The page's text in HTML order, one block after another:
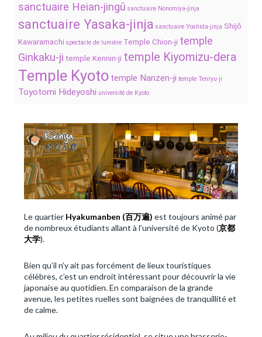
sanctuaire Heian-jingû sanctuaire Nonomiya-jinja
sanctuaire Yasaka-jinja sanctuaire Yoshida-jinja Shijô
Kawaramachi spectacle de lumière Temple Chion-ji temple
Ginkaku-ji temple Kennin-ji temple Kiyomizu-dera
Temple Kyoto temple Nanzen-ji temple Tenryu-ji
Toyotomi Hideyoshi université de Kyoto
Le quartier Hyakumanben (百万遍) est toujours animé par
de nombreux étudiants allant à l’université de Kyoto (京都
大学).
Bien qu’il n’y ait pas forcément de lieux touristiques
célèbres, c’est un endroit intéressant pour découvrir la vie
japonaise au quotidien. En comparaison de la grande
avenue, les petites ruelles sont baignées de tranquillité et
de calme.